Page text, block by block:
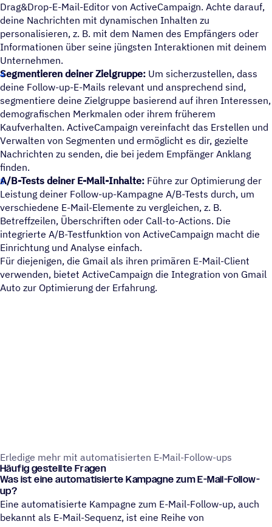
Drag&Drop-E-Mail-Editor von ActiveCampaign. Achte darauf,
deine Nachrichten mit dynamischen Inhalten zu
personalisieren, z. B. mit dem Namen des Empfängers oder
Informationen über seine jüngsten Interaktionen mit deinem
Unternehmen.
Segmentieren deiner Zielgruppe: Um sicherzustellen, dass
deine Follow-up-E-Mails relevant und ansprechend sind,
segmentiere deine Zielgruppe basierend auf ihren Interessen,
demografischen Merkmalen oder ihrem früherem
Kaufverhalten. ActiveCampaign vereinfacht das Erstellen und
Verwalten von Segmenten und ermöglicht es dir, gezielte
Nachrichten zu senden, die bei jedem Empfänger Anklang
finden.
A/B-Tests deiner E-Mail-Inhalte: Führe zur Optimierung der
Leistung deiner Follow-up-Kampagne A/B-Tests durch, um
verschiedene E-Mail-Elemente zu vergleichen, z. B.
Betreffzeilen, Überschriften oder Call-to-Actions. Die
integrierte A/B-Testfunktion von ActiveCampaign macht die
Einrichtung und Analyse einfach.
Für diejenigen, die Gmail als ihren primären E-Mail-Client
verwenden, bietet ActiveCampaign die Integration von Gmail
Auto zur Optimierung der Erfahrung.
Erle­dige mehr mit auto­ma­ti­sier­ten E‑Mail-Follow-ups
Häufig gestellte Fragen
Was ist eine automatisierte Kampagne zum E-Mail-Follow-
up?
Eine automatisierte Kampagne zum E-Mail-Follow-up, auch
bekannt als E-Mail-Sequenz, ist eine Reihe von